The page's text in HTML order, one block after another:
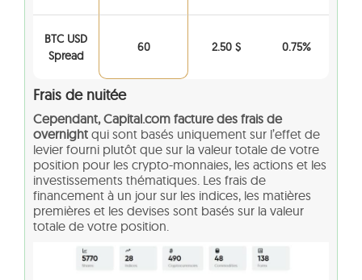
BTC USD
Spread
60 2.50 $ 0.75%
Frais de nuitée
Cependant, Capital.com facture des frais de
overnight qui sont basés uniquement sur l’effet de
levier fourni plutôt que sur la valeur totale de votre
position pour les crypto-monnaies, les actions et les
investissements thématiques. Les frais de
financement à un jour sur les indices, les matières
premières et les devises sont basés sur la valeur
totale de votre position.